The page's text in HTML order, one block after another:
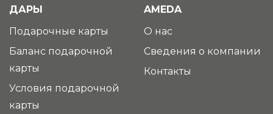
ДАРЫ
Подарочные карты
Баланс подарочной
карты
Условия подарочной
карты
AMEDA
О нас
Сведения о компании
Контакты